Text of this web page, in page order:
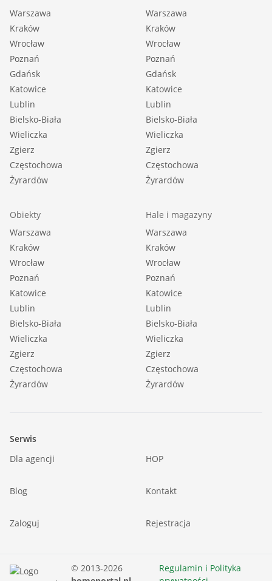
Warszawa
Kraków
Wrocław
Poznań
Gdańsk
Katowice
Lublin
Bielsko-Biała
Wieliczka
Zgierz
Częstochowa
Żyrardów
Warszawa
Kraków
Wrocław
Poznań
Gdańsk
Katowice
Lublin
Bielsko-Biała
Wieliczka
Zgierz
Częstochowa
Żyrardów
Obiekty
Warszawa
Kraków
Wrocław
Poznań
Katowice
Lublin
Bielsko-Biała
Wieliczka
Zgierz
Częstochowa
Żyrardów
Hale i magazyny
Warszawa
Kraków
Wrocław
Poznań
Katowice
Lublin
Bielsko-Biała
Wieliczka
Zgierz
Częstochowa
Żyrardów
Serwis
Dla agencji
HOP
Blog Kontakt
Zaloguj Rejestracja
© 2013-2026
Regulamin i Polityka